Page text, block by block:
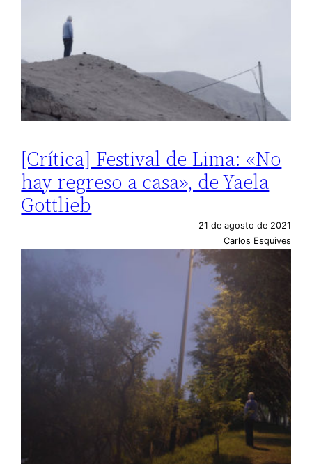
[Crítica] Festival de Lima: «No
hay regreso a casa», de Yaela
Gottlieb
21 de agosto de 2021
Carlos Esquives